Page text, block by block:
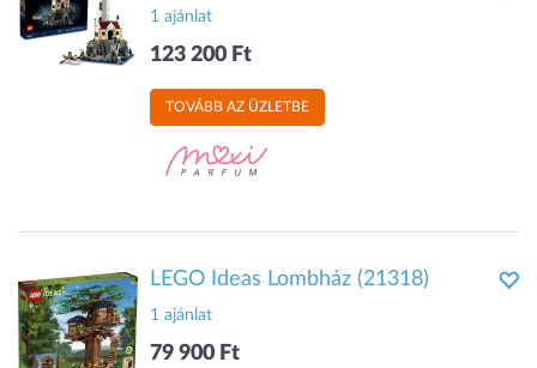
1 ajánlat
123 200 Ft
TOVÁBB AZ ÜZLETBE
LEGO Ideas Lombház (21318)
1 ajánlat
79 900 Ft